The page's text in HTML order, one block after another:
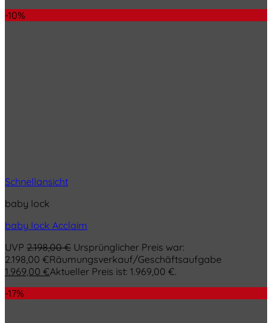
-10%
Schnellansicht
baby lock
baby lock Acclaim
UVP 2.198,00€ Ursprünglicher Preis war:
2.198,00 €Räumungsverkauf/Geschäftsaufgabe
1.969,00 €Aktueller Preis ist: 1.969,00 €.
-17%